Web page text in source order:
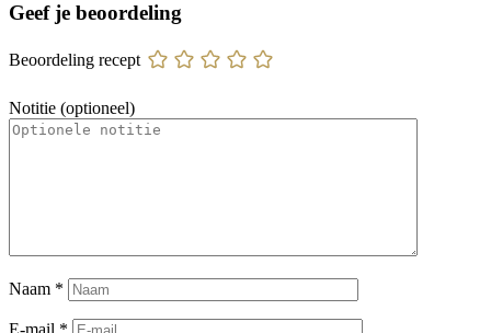
Geef je beoordeling
Beoordeling recept
Notitie (optioneel)
Naam *
E-mail *